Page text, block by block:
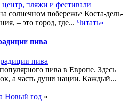
солнечном побережье Коста-дель-
– это город, где... Читать»
пива
пива в Европе. Здесь
а часть души нации. Каждый...
Новый год »